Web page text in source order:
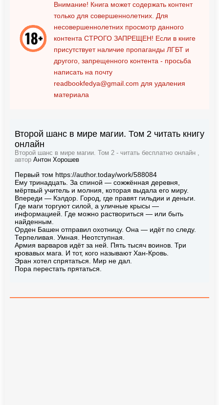
Внимание! Книга может содержать контент
только для совершеннолетних. Для
несовершеннолетних просмотр данного
контента СТРОГО ЗАПРЕЩЕН! Если в книге
присутствует наличие пропаганды ЛГБТ и
другого, запрещенного контента - просьба
написать на почту
readbookfedya@gmail.com для удаления
материала
Второй шанс в мире магии. Том 2 читать книгу
онлайн
Второй шанс в мире магии. Том 2 - читать бесплатно онлайн ,
автор Антон Хорошев
Первый том https://author.today/work/588084
Ему тринадцать. За спиной — сожжённая деревня,
мёртвый учитель и молния, которая выдала его миру.
Впереди — Кэлдор. Город, где правят гильдии и деньги.
Где маги торгуют силой, а уличные крысы —
информацией. Где можно раствориться — или быть
найденным.
Орден Башен отправил охотницу. Она — идёт по следу.
Терпеливая. Умная. Неотступная.
Армия варваров идёт за ней. Пять тысяч воинов. Три
кровавых мага. И тот, кого называют Хан-Кровь.
Эран хотел спрятаться. Мир не дал.
Пора перестать прятаться.